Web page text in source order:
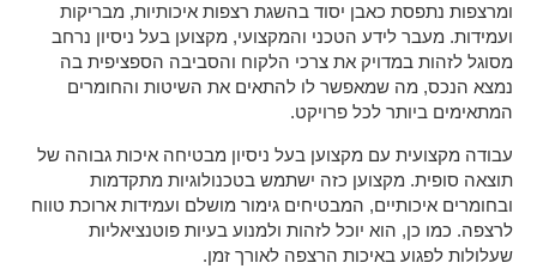
ומרצפות נתפסת כאבן יסוד בהשגת רצפות איכותיות, מבריקות
ועמידות. מעבר לידע הטכני והמקצועי, מקצוען בעל ניסיון נרחב
מסוגל לזהות במדויק את צרכי הלקוח והסביבה הספציפית בה
נמצא הנכס, מה שמאפשר לו להתאים את השיטות והחומרים
המתאימים ביותר לכל פרויקט.
עבודה מקצועית עם מקצוען בעל ניסיון מבטיחה איכות גבוהה של
תוצאה סופית. מקצוען כזה ישתמש בטכנולוגיות מתקדמות
ובחומרים איכותיים, המבטיחים גימור מושלם ועמידות ארוכת טווח
לרצפה. כמו כן, הוא יוכל לזהות ולמנוע בעיות פוטנציאליות
שעלולות לפגוע באיכות הרצפה לאורך זמן.